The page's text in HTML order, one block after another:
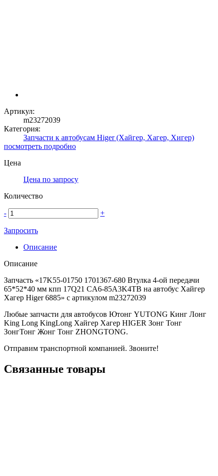
Артикул:
m23272039
Категория:
Запчасти к автобусам Higer (Хайгер, Хагер, Хигер)
посмотреть подробно
Цена
Цена по запросу
Количество
- +
Запросить
Описание
Описание
Запчасть «17K55-01750 1701367-680 Втулка 4-ой передачи
65*52*40 мм кпп 17Q21 CA6-85A3K4TB на автобус Хайгер
Хагер Higer 6885» с артикулом m23272039
Любые запчасти для автобусов Ютонг YUTONG Кинг Лонг
King Long KingLong Хайгер Хагер HIGER Зонг Тонг
ЗонгТонг Жонг Тонг ZHONGTONG.
Отправим транспортной компанией. Звоните!
Связанные товары